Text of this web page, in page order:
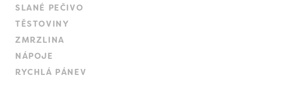
SLANÉ PEČIVO
TĚSTOVINY
ZMRZLINA
NÁPOJE
RYCHLÁ PÁNEV